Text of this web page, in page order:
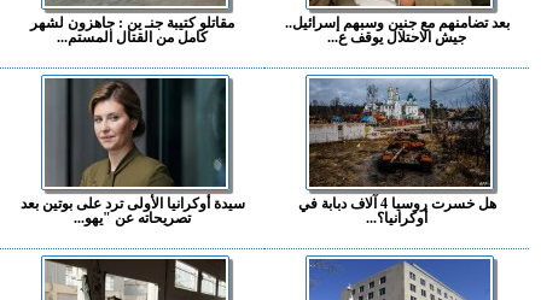
بعد تضامنهم مع جنين وسبهم إسرائيل..
جيش الاحتلال يوقف ع...
مقاتلو كتيبة جنـ ين : جاهزون لشهر
كامل من القتال المستم...
هل خسرت روسيا 4 آلاف دبابة في
أوكرانيا؟...
سيدة أوكرانيا الأولى ترد على بوتين بعد
تصريحاته عن "يهو...